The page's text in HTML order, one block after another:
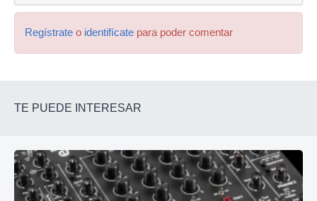
Regístrate o identifícate para poder comentar
TE PUEDE INTERESAR